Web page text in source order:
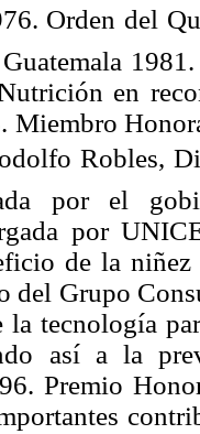
Orden del
en
Miembro
Robles,
por el
por
de la
del Grupo
la tecnología
así a la
Premio